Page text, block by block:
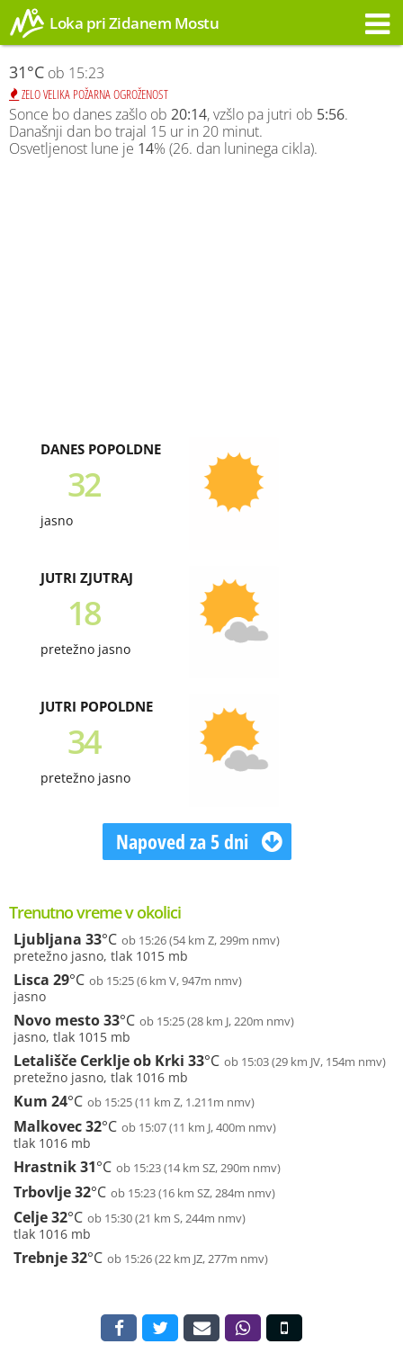
Loka pri Zidanem Mostu
31°C ob 15:23
ZELO VELIKA POŽARNA OGROŽENOST
Sonce bo danes zašlo ob 20:14, vzšlo pa jutri ob 5:56.
Današnji dan bo trajal 15 ur in 20 minut.
Osvetljenost lune je 14% (26. dan luninega cikla).
DANES POPOLDNE
32
jasno
JUTRI ZJUTRAJ
18
pretežno jasno
JUTRI POPOLDNE
34
pretežno jasno
Napoved za 5 dni
Trenutno vreme v okolici
Ljubljana 33°C ob 15:26 (54 km Z, 299m nmv)
pretežno jasno, tlak 1015 mb
Lisca 29°C ob 15:25 (6 km V, 947m nmv)
jasno
Novo mesto33°C ob 15:25 (28 km J, 220m nmv)
jasno, tlak 1015 mb
Letališče Cerklje ob Krki 33°C ob 15:03 (29 km JV, 154m nmv)
pretežno jasno, tlak 1016 mb
Kum 24°C ob 15:25 (11 km Z, 1.211m nmv)
Malkovec32°C ob 15:07 (11 km J, 400m nmv)
tlak 1016 mb
Hrastnik31°C ob 15:23 (14 km SZ, 290m nmv)
Trbovlje32°C ob 15:23 (16 km SZ, 284m nmv)
Celje32°C ob 15:30 (21 km S, 244m nmv)
tlak 1016 mb
Trebnje32°C ob 15:26 (22 km JZ, 277m nmv)